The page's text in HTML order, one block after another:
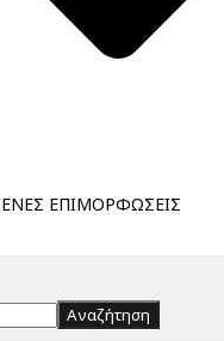
ΕΠΙΜΟΡΦΩΣΕΙΣ
Αναζήτηση